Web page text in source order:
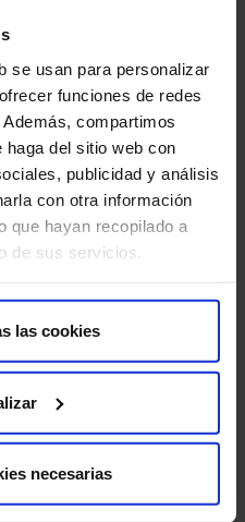
se usan para personalizar
funciones de redes
compartimos
del sitio web con
publicidad y análisis
con otra información
que hayan recopilado a
de sus servicios.
las cookies
necesarias
rendimiento durante
que pueda afectar
puede ser útil que
trastornos del movimiento
no invasivo. Sin embargo,